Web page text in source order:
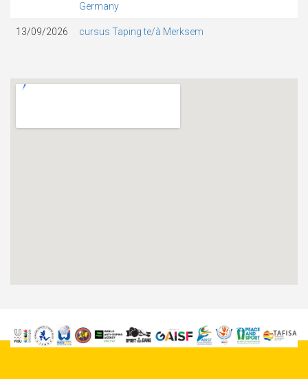
Germany
13/09/2026 cursus Taping te/à Merksem